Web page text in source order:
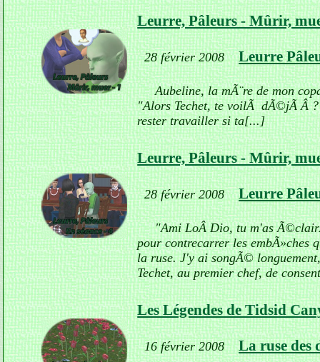
Leurre, Pâleurs - Mûrir,
28 février 2008 Leurre
Aubeline, la mÃ¨re de mon
"Alors Techet, te voilÃ dÃ©jÃ Â ?
rester travailler si ta[...]
Leurre, Pâleurs - Mûrir,
28 février 2008 Leurre
"Ami LoÂ Dio, tu m'as
pour contrecarrer les embÃ»ches
la ruse. J'y ai songÃ©
Techet, au premier chef, de
Les Légendes de Tidsid
16 février 2008 La ruse des